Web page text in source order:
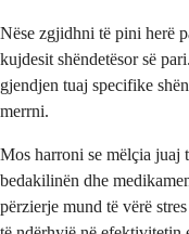
Nëse zgjidhni të pini herë
kujdesit shëndetësor së
gjendjen tuaj specifike
merrni.
Mos harroni se mëlçia juaj
bedakilinën dhe
përzierje mund të vërë